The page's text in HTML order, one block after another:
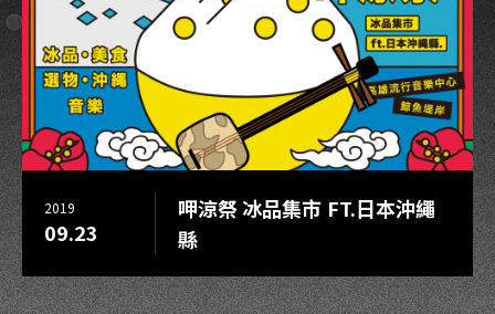
2019
09.23
呷涼祭 冰品集市 FT.日本沖繩
縣